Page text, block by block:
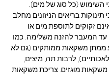
השימוש (כל סוג של מים).
בריאים הניזונים מחלב
זקוקים לתוספת מים או
עד המעבר להזנה משלימה. כמו
ממתן משקאות ממותקים (גם לא
לרבות תה, מיצים,
משקאות מוגזים. צריכת משקאות